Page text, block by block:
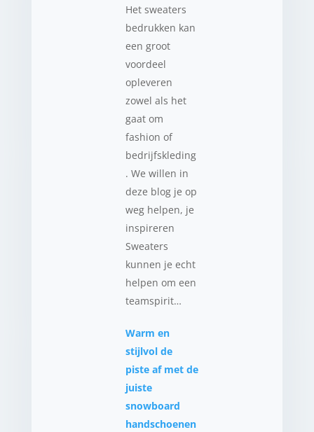
Het sweaters
bedrukken kan
een groot
voordeel
opleveren
zowel als het
gaat om
fashion of
bedrijfskleding
. We willen in
deze blog je op
weg helpen, je
inspireren
Sweaters
kunnen je echt
helpen om een
teamspirit…
Warm en
stijlvol de
piste af met de
juiste
snowboard
handschoenen